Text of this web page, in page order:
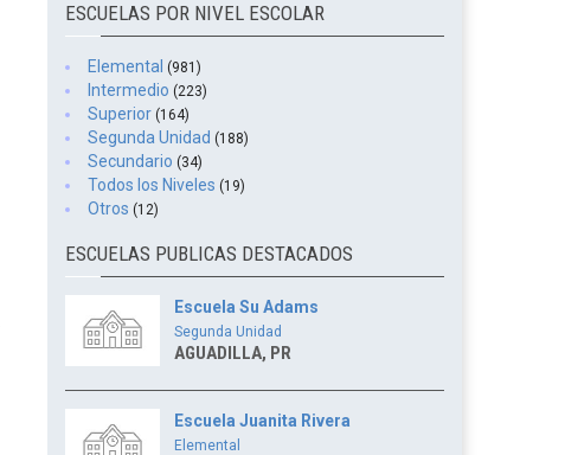
ESCUELAS POR NIVEL ESCOLAR
Elemental (981)
Intermedio (223)
Superior (164)
Segunda Unidad (188)
Secundario (34)
Todos los Niveles (19)
Otros (12)
ESCUELAS PUBLICAS DESTACADOS
Escuela Su Adams
Segunda Unidad
AGUADILLA, PR
Escuela Juanita Rivera
Elemental